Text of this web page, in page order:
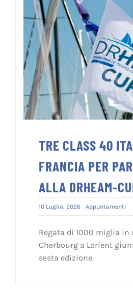
TRE CLASS 40
FRANCIA PER
ALLA DRHEAM-
10 Luglio, 2026 Appuntamenti
Regata di 1000 miglia in
Cherbourg a Lorient
sesta edizione.